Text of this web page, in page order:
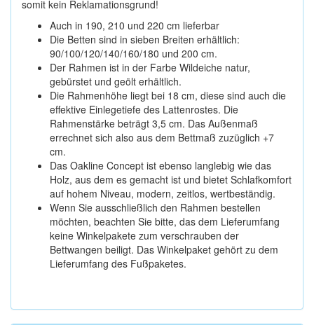
somit kein Reklamationsgrund!
Auch in 190, 210 und 220 cm lieferbar
Die Betten sind in sieben Breiten erhältlich:
90/100/120/140/160/180 und 200 cm.
Der Rahmen ist in der Farbe Wildeiche natur,
gebürstet und geölt erhältlich.
Die Rahmenhöhe liegt bei 18 cm, diese sind auch die
effektive Einlegetiefe des Lattenrostes. Die
Rahmenstärke beträgt 3,5 cm. Das Außenmaß
errechnet sich also aus dem Bettmaß zuzüglich +7
cm.
Das Oakline Concept ist ebenso langlebig wie das
Holz, aus dem es gemacht ist und bietet Schlafkomfort
auf hohem Niveau, modern, zeitlos, wertbeständig.
Wenn Sie ausschließlich den Rahmen bestellen
möchten, beachten Sie bitte, das dem Lieferumfang
keine Winkelpakete zum verschrauben der
Bettwangen beiligt. Das Winkelpaket gehört zu dem
Lieferumfang des Fußpaketes.